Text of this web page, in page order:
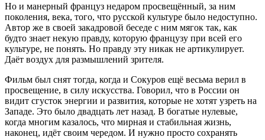
Но и манерный француз недаром просвещённый, за ним
поколения, века, того, что русской культуре было недоступно.
Автор же в своей закадровой беседе с ним мягок так, как
будто знает некую правду, которую французу при всей его
культуре, не понять. Но правду эту никак не артикулирует.
Даёт воздух для размышлений зрителя.
Фильм был снят тогда, когда и Сокуров ещё весьма верил в
просвещение, в силу искусства. Говорил, что в России он
видит сгусток энергии и развития, которые не хотят узреть на
Западе. Это было двадцать лет назад. В богатые нулевые,
когда многим казалось, что мирная и стабильная жизнь,
наконец, идёт своим чередом. И нужно просто сохранять